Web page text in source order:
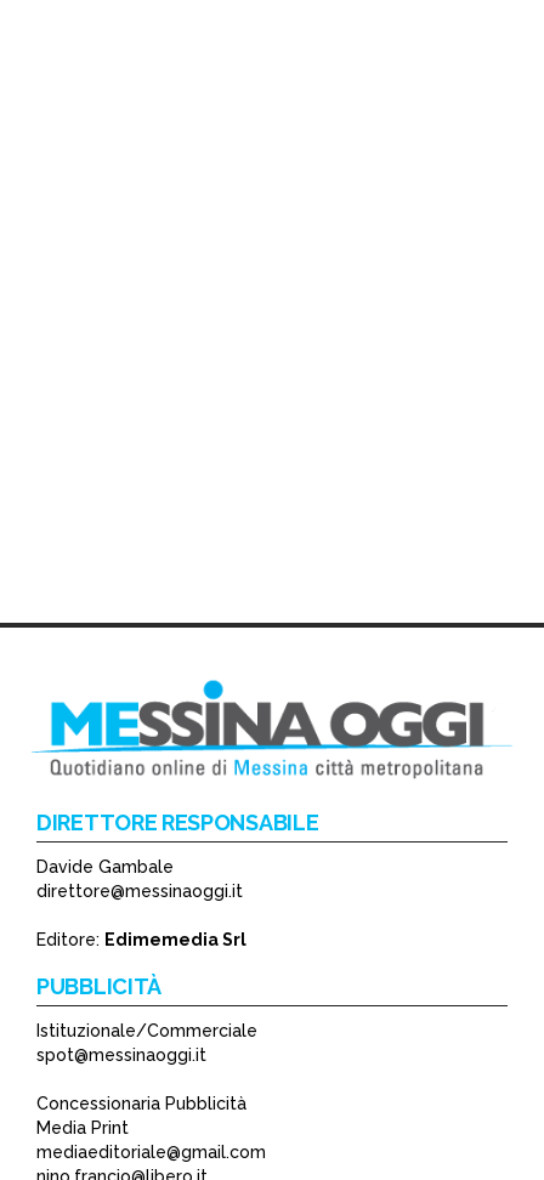
DIRETTORE RESPONSABILE
Davide Gambale
direttore@messinaoggi.it
Editore: Edimemedia Srl
PUBBLICITÀ
Istituzionale/Commerciale
spot@messinaoggi.it
Concessionaria Pubblicità
Media Print
mediaeditoriale@gmail.com